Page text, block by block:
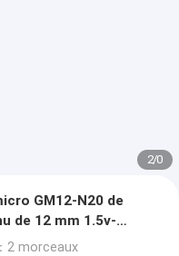
2/0
GM12-N20 de
de 12 mm 1.5v-
2 morceaux